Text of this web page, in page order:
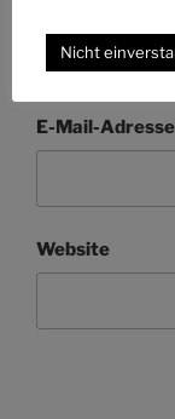
E-Mail-Adresse
Website
Nicht